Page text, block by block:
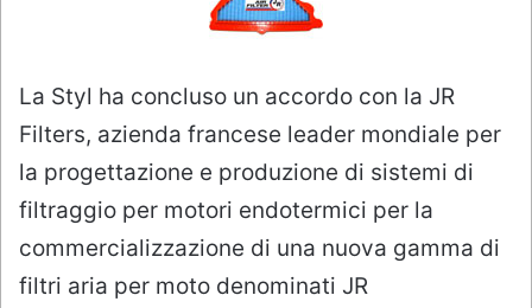
La Styl ha concluso un accordo con la JR
Filters, azienda francese leader mondiale per
la progettazione e produzione di sistemi di
filtraggio per motori endotermici per la
commercializzazione di una nuova gamma di
filtri aria per moto denominati JR